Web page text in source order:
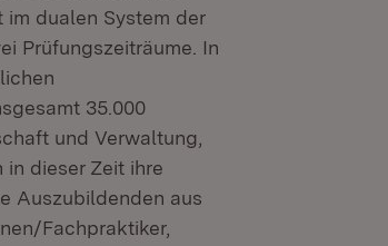
dualen System der
Prüfungszeiträume. In
35.000
und Verwaltung,
dieser Zeit ihre
Auszubildenden aus
Fachpraktiker,